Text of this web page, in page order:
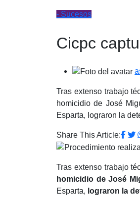
- Sucesos
Cicpc
Tras extenso trabajo
homicidio de José
Esparta, lograron la
Share This Article:
Tras extenso trabajo
homicidio de José
Esparta, lograron la